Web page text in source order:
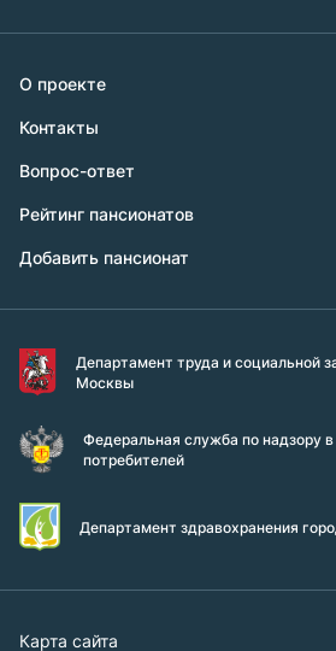
О проекте
Контакты
Вопрос-ответ
Рейтинг пансионатов
Добавить пансионат
Департамент труда и социальной
Москвы
Федеральная служба по надзору
потребителей
Департамент здравохранения
Карта сайта